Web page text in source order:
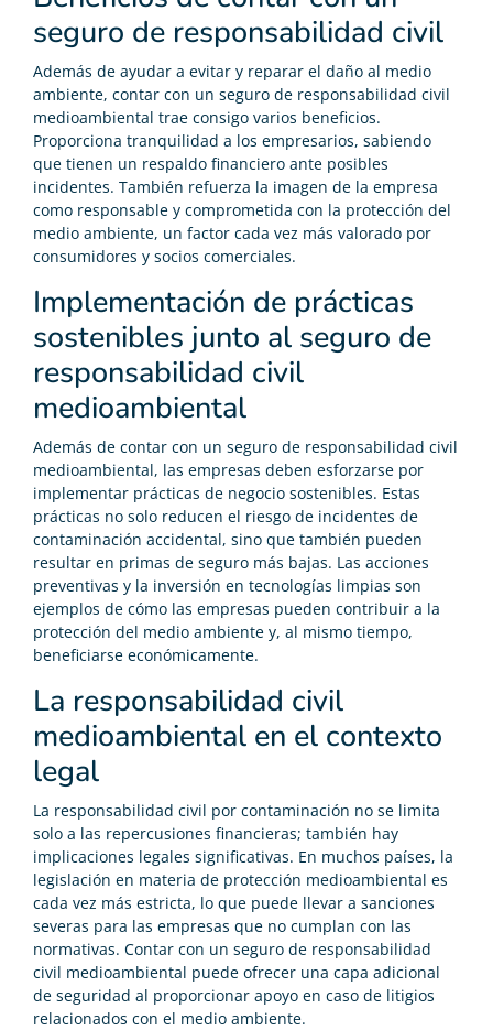
seguro de responsabilidad civil
Además de ayudar a evitar y reparar el daño al medio
ambiente, contar con un seguro de responsabilidad civil
medioambiental trae consigo varios beneficios.
Proporciona tranquilidad a los empresarios, sabiendo
que tienen un respaldo financiero ante posibles
incidentes. También refuerza la imagen de la empresa
como responsable y comprometida con la protección del
medio ambiente, un factor cada vez más valorado por
consumidores y socios comerciales.
Implementación de prácticas
sostenibles junto al seguro de
responsabilidad civil
medioambiental
Además de contar con un seguro de responsabilidad civil
medioambiental, las empresas deben esforzarse por
implementar prácticas de negocio sostenibles. Estas
prácticas no solo reducen el riesgo de incidentes de
contaminación accidental, sino que también pueden
resultar en primas de seguro más bajas. Las acciones
preventivas y la inversión en tecnologías limpias son
ejemplos de cómo las empresas pueden contribuir a la
protección del medio ambiente y, al mismo tiempo,
beneficiarse económicamente.
La responsabilidad civil
medioambiental en el contexto
legal
La responsabilidad civil por contaminación no se limita
solo a las repercusiones financieras; también hay
implicaciones legales significativas. En muchos países, la
legislación en materia de protección medioambiental es
cada vez más estricta, lo que puede llevar a sanciones
severas para las empresas que no cumplan con las
normativas. Contar con un seguro de responsabilidad
civil medioambiental puede ofrecer una capa adicional
de seguridad al proporcionar apoyo en caso de litigios
relacionados con el medio ambiente.